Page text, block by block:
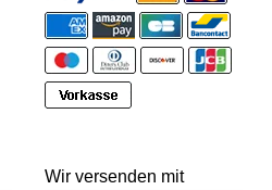
Wir versenden mit